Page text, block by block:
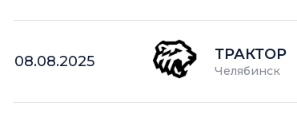
08.08.2025 ТРАКТОР
Челябинск